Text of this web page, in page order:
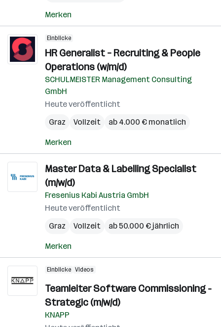
Merken
Einblicke
HR Generalist – Recruiting & People
Operations (w/m/d)
SCHULMEISTER Management Consulting
GmbH
Heute veröffentlicht
Graz
Vollzeit ab 4.000 € monatlich
Merken
Master Data & Labelling Specialist
(m/w/d)
Fresenius Kabi Austria GmbH
Heute veröffentlicht
Graz
Vollzeit ab 50.000 € jährlich
Merken
Einblicke Videos
Teamleiter Software Commissioning -
Strategic (m/w/d)
KNAPP